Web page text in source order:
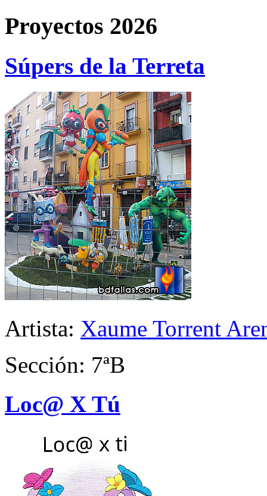
Proyectos 2026
Súpers de la Terreta
Artista: Xaume Torrent
Sección: 7ªB
Loc@ X Tú